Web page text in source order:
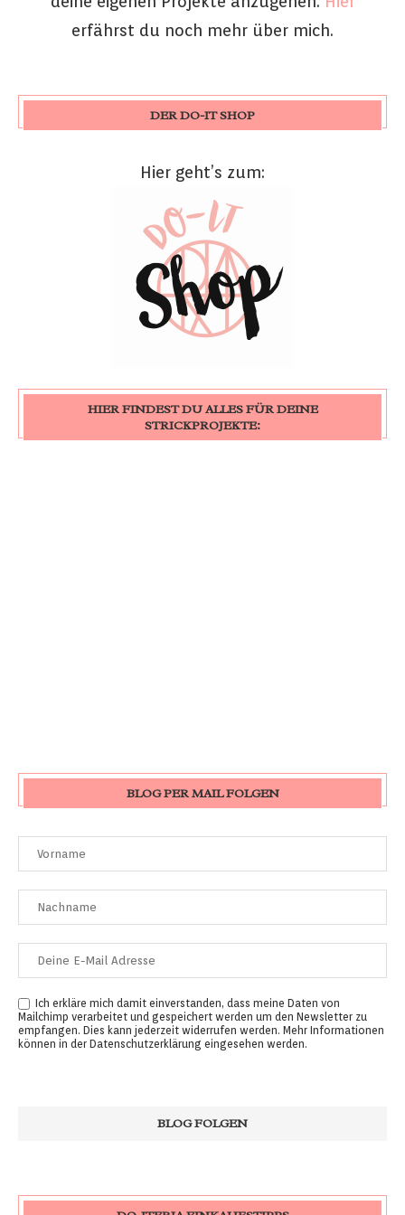
erfährst du noch mehr über mich.
DER DO-IT SHOP
Hier geht’s zum:
HIER FINDEST DU ALLES FÜR DEINE
STRICKPROJEKTE:
BLOG PER MAIL FOLGEN
Ich erkläre mich damit einverstanden, dass meine Daten von
Mailchimp verarbeitet und gespeichert werden um den Newsletter zu
empfangen. Dies kann jederzeit widerrufen werden. Mehr Informationen
können in der Datenschutzerklärung eingesehen werden.